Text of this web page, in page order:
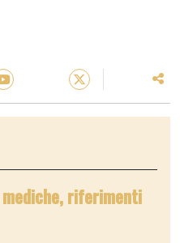
riferimenti